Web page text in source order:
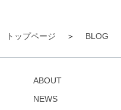
トップページ BLOG
ABOUT
NEWS